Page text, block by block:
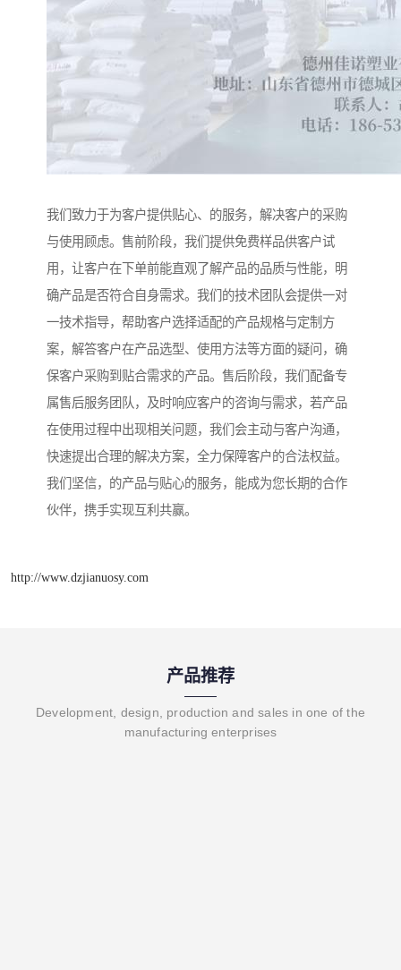
我们致力于为客户提供贴心、的服务，解决客户的采购
与使用顾虑。售前阶段，我们提供免费样品供客户试
用，让客户在下单前能直观了解产品的品质与性能，明
确产品是否符合自身需求。我们的技术团队会提供一对
一技术指导，帮助客户选择适配的产品规格与定制方
案，解答客户在产品选型、使用方法等方面的疑问，确
保客户采购到贴合需求的产品。售后阶段，我们配备专
属售后服务团队，及时响应客户的咨询与需求，若产品
在使用过程中出现相关问题，我们会主动与客户沟通，
快速提出合理的解决方案，全力保障客户的合法权益。
我们坚信，的产品与贴心的服务，能成为您长期的合作
伙伴，携手实现互利共赢。
http://www.dzjianuosy.com
产品推荐
Development, design, production and sales in one of the
manufacturing enterprises